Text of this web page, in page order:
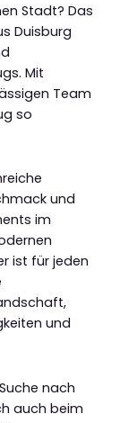
Stadt? Das
Duisburg
Mit
Team
so
und
im
ist für jeden
und
nach
auch beim